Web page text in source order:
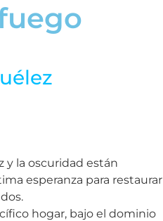
y la oscuridad están
esperanza para restaurar
hogar, bajo el dominio